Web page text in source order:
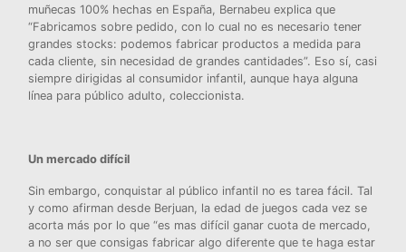
muñecas 100% hechas en España, Bernabeu explica que
“Fabricamos sobre pedido, con lo cual no es necesario tener
grandes stocks: podemos fabricar productos a medida para
cada cliente, sin necesidad de grandes cantidades”. Eso sí, casi
siempre dirigidas al consumidor infantil, aunque haya alguna
línea para público adulto, coleccionista.
Un mercado difícil
Sin embargo, conquistar al público infantil no es tarea fácil. Tal
y como afirman desde Berjuan, la edad de juegos cada vez se
acorta más por lo que “es mas difícil ganar cuota de mercado,
a no ser que consigas fabricar algo diferente que te haga estar